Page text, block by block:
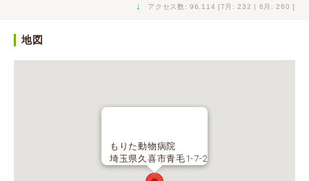
↓ アクセス数: 96,114 [7月: 232 | 6月: 260 ]
地図
もりた動物病院
埼玉県久喜市青毛1-7-2